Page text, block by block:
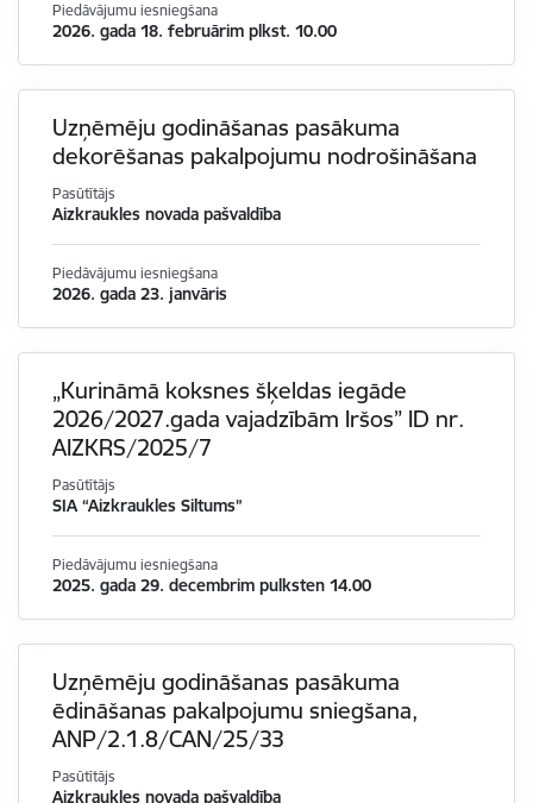
Piedāvājumu iesniegšana
2026. gada 18. februārim plkst. 10.00
Uzņēmēju godināšanas pasākuma
dekorēšanas pakalpojumu nodrošināšana
Pasūtītājs
Aizkraukles novada pašvaldība
Piedāvājumu iesniegšana
2026. gada 23. janvāris
„Kurināmā koksnes šķeldas iegāde
2026/2027.gada vajadzībām Iršos” ID nr.
AIZKRS/2025/7
Pasūtītājs
SIA “Aizkraukles Siltums”
Piedāvājumu iesniegšana
2025. gada 29. decembrim pulksten 14.00
Uzņēmēju godināšanas pasākuma
ēdināšanas pakalpojumu sniegšana,
ANP/2.1.8/CAN/25/33
Pasūtītājs
Aizkraukles novada pašvaldība